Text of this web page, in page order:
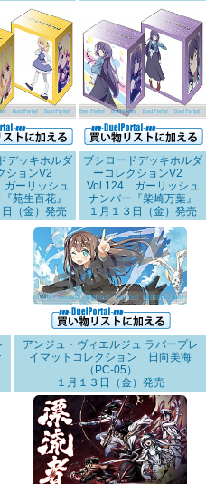
デッキホルダ
ションV2
ーリッシュ
苑生百花』
日（金）発売
ブシロードデッキホルダ
ーコレクションV2
Vol.124 ガーリッシュ
ナンバー『柴崎万葉』
１月１３日（金）発売
アンジュ・ヴィエルジュ ラバープレ
イマットコレクション 日向美海
（PC-05）
１月１３日（金）発売